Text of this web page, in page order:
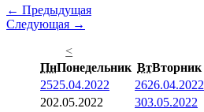
← Предыдущая
Следующая →
<
ПнПонедельник ВтВторник
2525.04.2022 2626.04.2022
202.05.2022 303.05.2022